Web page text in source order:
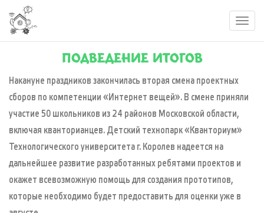
ПОДВЕДЕНИЕ ИТОГОВ
Накануне праздников закончилась вторая смена проектных
сборов по компетенции «Интернет вещей». В смене приняли
участие 50 школьников из 24 районов Московской области,
включая кванторианцев. Детский технопарк «Кванториум»
Технологического университета г. Королев надеется на
дальнейшее развитие разработанных ребятами проектов и
окажет всевозможную помощь для создания прототипов,
которые необходимо будет предоставить для оценки уже в